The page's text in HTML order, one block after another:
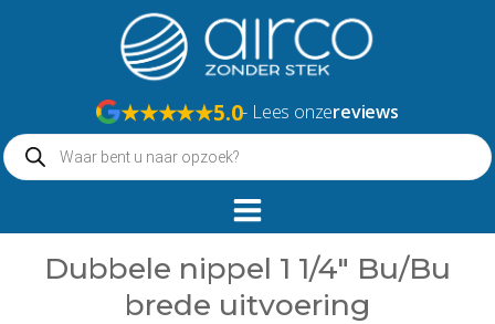
★★★★★5.0- Lees onzereviews
Producten
zoeken
Dubbele nippel 1 1/4″ Bu/Bu
brede uitvoering